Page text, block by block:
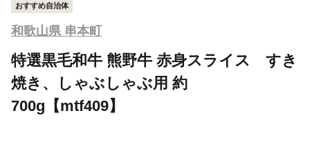
おすすめ自治体
和歌山県 串本町
特選黒毛和牛 熊野牛 赤身スライス すき
焼き、しゃぶしゃぶ用 約
700g【mtf409】